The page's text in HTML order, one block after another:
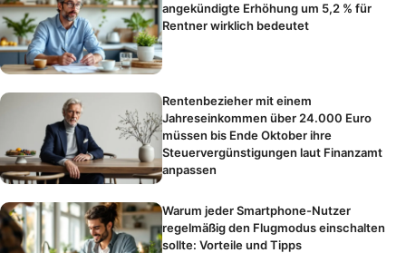
angekündigte Erhöhung um 5,2 % für
Rentner wirklich bedeutet
Rentenbezieher mit einem
Jahreseinkommen über 24.000 Euro
müssen bis Ende Oktober ihre
Steuervergünstigungen laut Finanzamt
anpassen
Warum jeder Smartphone-Nutzer
regelmäßig den Flugmodus einschalten
sollte: Vorteile und Tipps